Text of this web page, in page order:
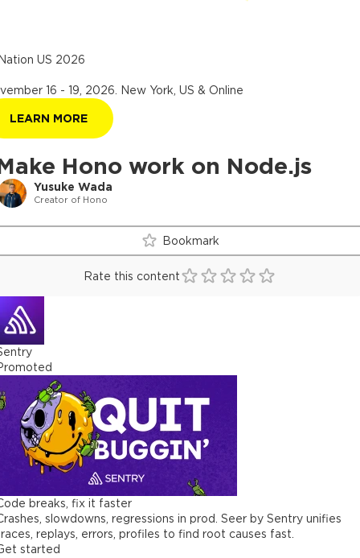
Hono work on Node.js
Yusuke Wada
Creator of Hono
US 2026
16 - 19, 2026 New York, US & Online
LEARN MORE
Bookmark
Rate this content
breaks, fix it faster
slowdowns, regressions in prod. Seer by Sentry unifies
replays, errors, profiles to find root causes fast.
started